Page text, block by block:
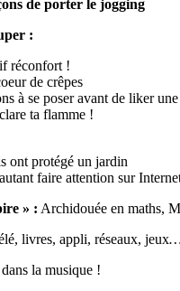
de porter le jogging
:
réconfort !
de crêpes
à se poser avant de liker
ta flamme !
ont protégé un jardin
faire attention sur
» : Archidouée en maths,
livres, appli, réseaux, jeux…
la musique !